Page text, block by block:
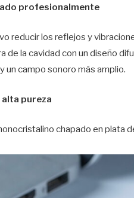
profesionalmente
reducir los reflejos y
la cavidad con un diseño
un campo sonoro más amplio.
pureza
chapado en plata